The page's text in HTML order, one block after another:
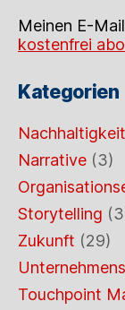
Meinen E-
kostenfrei
Kategorien
Nachhaltigkeit
Narrative (3)
Storytelling
Zukunft (29)
Touchpoint